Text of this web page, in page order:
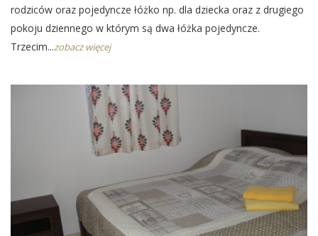
rodziców oraz pojedyncze łóżko np. dla dziecka oraz z drugiego
pokoju dziennego w którym są dwa łóżka pojedyncze.
Trzecim...zobacz więcej